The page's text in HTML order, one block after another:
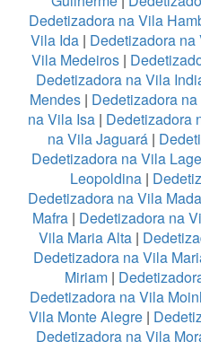
Dedetizadora na Vila
Vila Ida| Dedetizadora na
Vila Medeiros |
Dedetizadora na Vila
Mendes| Dedetizadora
na Vila Isa| Dedetizadora
na Vila Jaguará |
Dedetizadora na Vila
Leopoldina|
Dedetizadora na Vila
Mafra | Dedetizadora na
Vila Maria Alta|
Dedetizadora na Vila
Miriam |
Dedetizadora na Vila
Vila Monte Alegre|
Dedetizadora na Vila